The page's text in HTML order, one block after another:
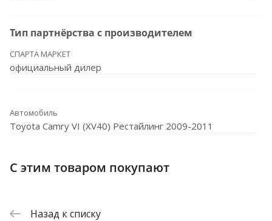
Тип партнёрства с производителем
СПАРТА МАРКЕТ
официальный дилер
Автомобиль
Toyota Camry VI (XV40) Рестайлинг 2009-2011
С этим товаром покупают
Назад к списку